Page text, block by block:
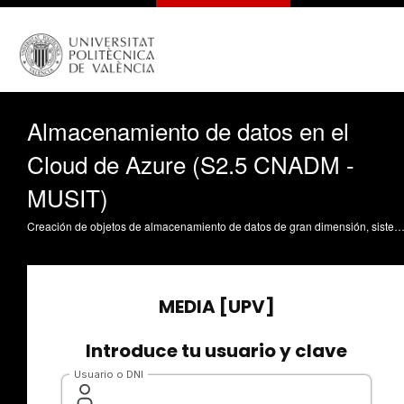
Almacenamiento de datos en el
Cloud de Azure (S2.5 CNADM -
MUSIT)
Creación de objetos de almacenamiento de datos de gran dimensión, sistemas de ficheros y tablas en Azure (Blobs, Azure Files y Azure Tables). Sesión 2.5 de la Asignatura de Computación en la Nube y Análisis de Datos Masivos del Máster Universitario en Sistemas Inteligentes del Transporte.